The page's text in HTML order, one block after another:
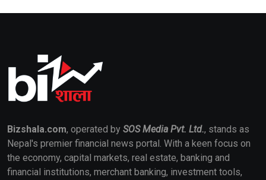
Bizshala.com, operated by SOS Media Pvt. Ltd., stands as
Nepal's premier financial news portal. With a keen focus on
the economy, capital markets, real estate, banking and
financial institutions, merchant banking, investment tools,